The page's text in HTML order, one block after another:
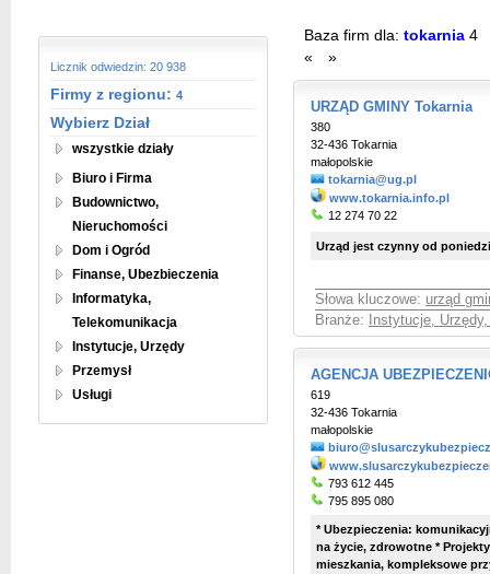
Licznik odwiedzin: 20 938
Firmy z regionu: 4
Wybierz Dział
wszystkie działy
Biuro i Firma
Budownictwo,
Nieruchomości
Dom i Ogród
Finanse, Ubezbieczenia
Informatyka,
Telekomunikacja
Instytucje, Urzędy
Przemysł
Usługi
Baza firm dla: tokarnia 4
«
»
URZĄD GMINY Tokarnia
380
32-436 Tokarnia
małopolskie
tokarnia@ug.pl
www.tokarnia.info.pl
12 274 70 22
Urząd jest czynny od
Słowa kluczowe: urząd
Branże:
Instytucje,
AGENCJA
619
32-436 Tokarnia
małopolskie
793 612 445
795 895 080
* Ubezpieczenia:
na życie, zdrowotne *
mieszkania, kompleksowe